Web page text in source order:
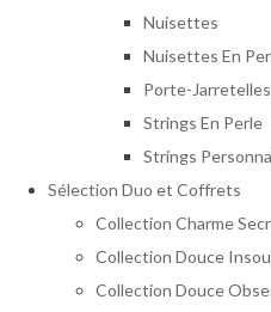
Nuisettes
Nuisettes En
Porte-Jarretelles
Strings En Perle
Strings
Sélection Duo et Coffrets
Collection Charme
Collection Douce
Collection Douce